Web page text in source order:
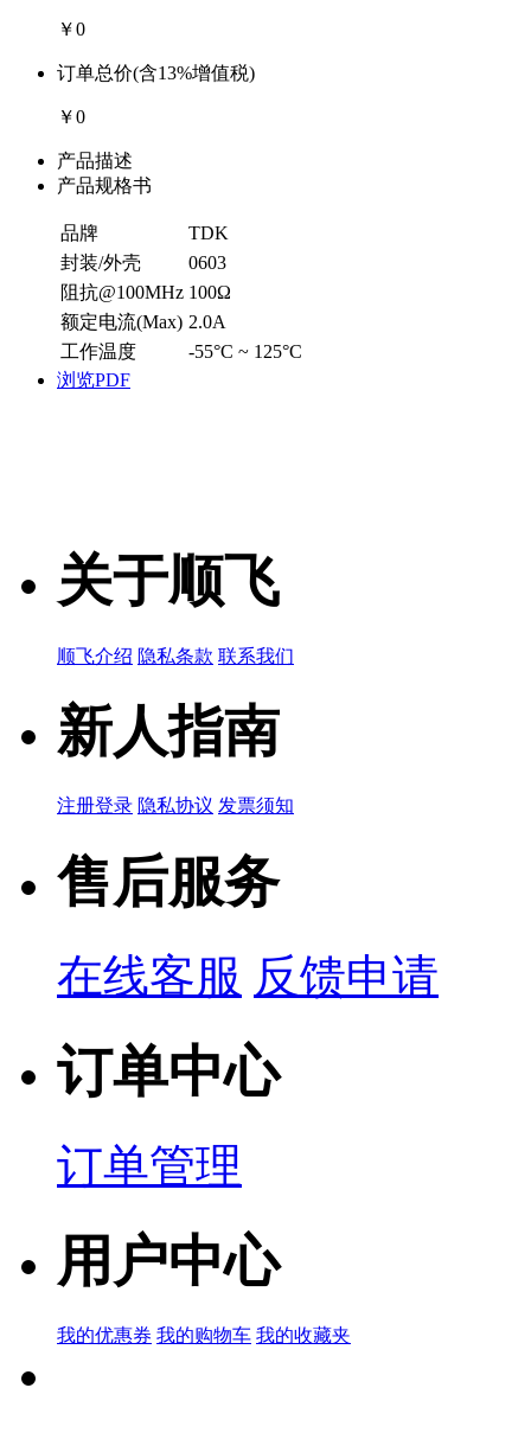
￥0
订单总价(含13%增值税)
￥0
产品描述
产品规格书
品牌
TDK
封装/外壳
0603
阻抗@100MHz 100Ω
额定电流(Max) 2.0A
工作温度
-55°C ~ 125°C
浏览PDF
关于顺飞
顺飞介绍 隐私条款 联系我们
新人指南
注册登录 隐私协议 发票须知
售后服务
在线客服 反馈申请
订单中心
订单管理
用户中心
我的优惠券 我的购物车 我的收藏夹